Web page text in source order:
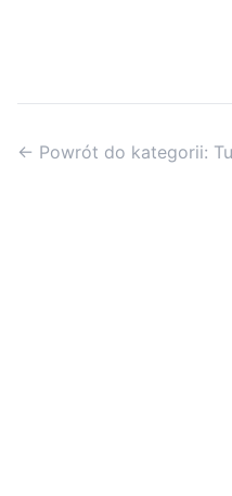
← Powrót do kategorii: